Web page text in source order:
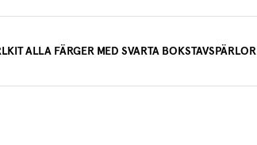
ALLA FÄRGER MED SVARTA BOKSTAVSPÄRLOR